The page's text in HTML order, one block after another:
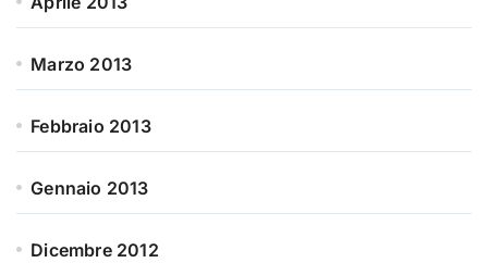
Marzo 2013
Febbraio 2013
Gennaio 2013
Dicembre 2012